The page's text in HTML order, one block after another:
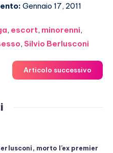
Gennaio 17, 2011
, escort, minorenni,
, Silvio Berlusconi
Articolo successivo
morto l’ex premier